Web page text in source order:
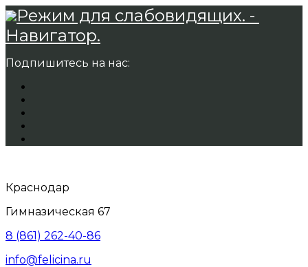
Режим для слабовидящих. -
Навигатор.
Подпишитесь на нас:
Краснодар
Гимназическая 67
8 (861) 262-40-86
info@felicina.ru